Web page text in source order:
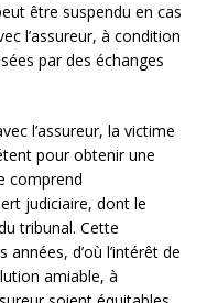
être suspendu en cas
l’assureur, à condition
par des échanges
l’assureur, la victime
pour obtenir une
comprend
judiciaire, dont le
tribunal. Cette
d’où l’intérêt de
amiable, à